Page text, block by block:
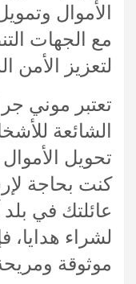
الأموال
مع الجهات
لتعزيز الأمن
تعتبر موني
الشائعة
تحويل
كنت بحاجة
عائلتك في
لشراء
موثوقة